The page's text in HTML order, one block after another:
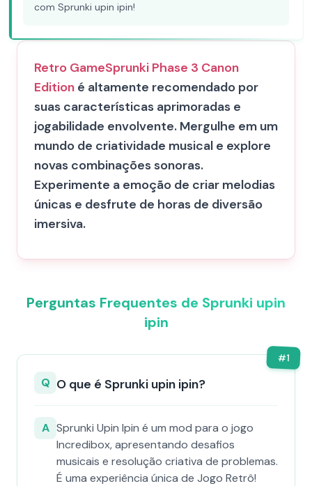
com Sprunki upin ipin!
Retro GameSprunki Phase 3 Canon
Edition é altamente recomendado por
suas características aprimoradas e
jogabilidade envolvente. Mergulhe em um
mundo de criatividade musical e explore
novas combinações sonoras.
Experimente a emoção de criar melodias
únicas e desfrute de horas de diversão
imersiva.
Perguntas Frequentes de Sprunki upin
ipin
#1
Q O que é Sprunki upin ipin?
A Sprunki Upin Ipin é um mod para o jogo
Incredibox, apresentando desafios
musicais e resolução criativa de problemas.
É uma experiência única de Jogo Retrô!